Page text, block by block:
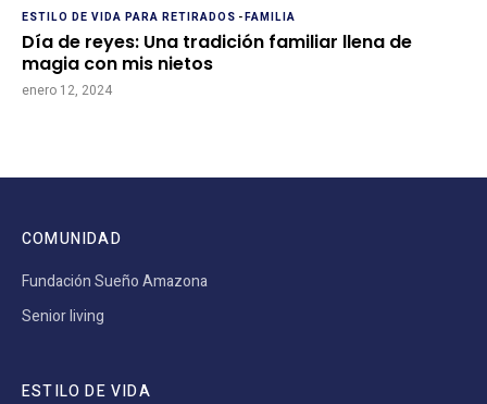
ESTILO DE VIDA PARA RETIRADOS -FAMILIA
Día de reyes: Una tradición familiar llena de
magia con mis nietos
enero 12, 2024
COMUNIDAD
Fundación Sueño Amazona
Senior living
ESTILO DE VIDA